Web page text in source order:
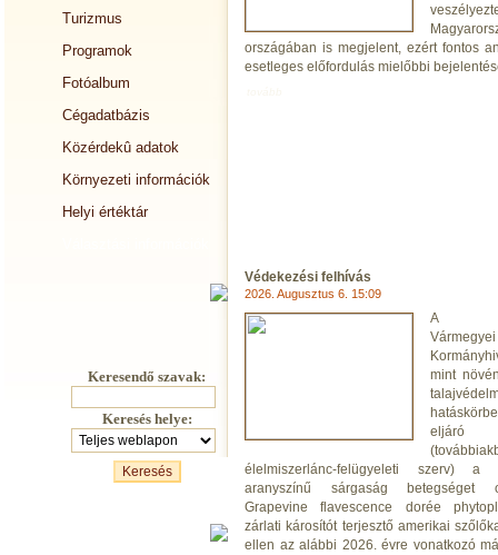
Turizmus
Programok
Fotóalbum
Cégadatbázis
Közérdekû adatok
Környezeti információk
Helyi értéktár
Keresendő szavak:
Keresés helye:
országában is megjelent, ezért fontos
esetleges előfordulás mielőbbi
Védekezési felhívás
2026. Augusztus 6. 15:09
A
Vármegyei
mint
eljáró
élelmiszerlánc-felügyeleti szerv) a
aranyszínű sárgaság betegséget
Grapevine flavescence dorée
zárlati károsítót terjesztő amerikai
ellen az alábbi 2026. évre vonatkozó